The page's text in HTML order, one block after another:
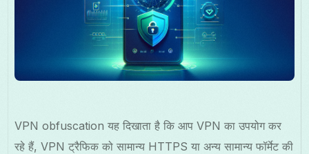
हिन्दी
VPN obfuscation यह दिखाता है कि आप VPN का उपयोग कर
रहे हैं, VPN ट्रैफिक को सामान्य HTTPS या अन्य सामान्य फॉर्मेट की